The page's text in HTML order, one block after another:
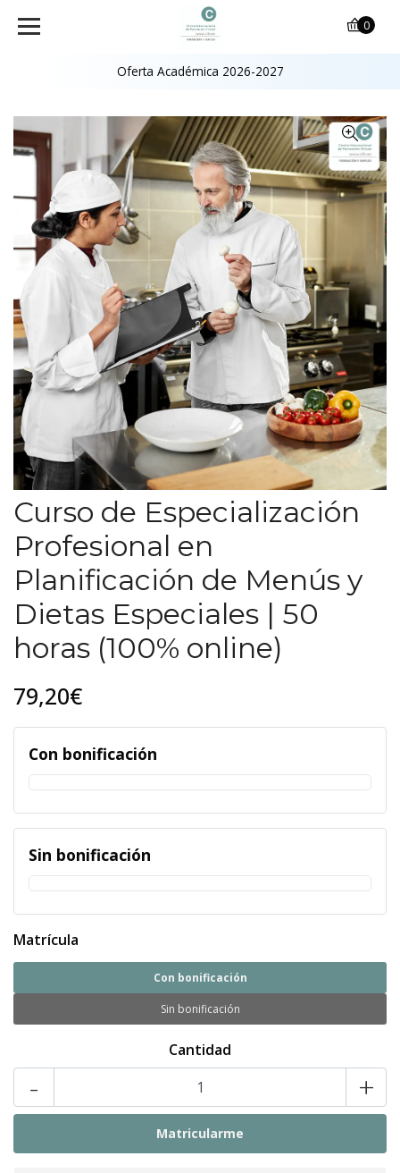
Oferta Académica 2026-2027
0
Curso de Especialización
Profesional en
Planificación de Menús y
Dietas Especiales | 50
horas (100% online)
79,20€
Con bonificación
Sin bonificación
Matrícula
Con bonificación
Sin bonificación
Cantidad
- +